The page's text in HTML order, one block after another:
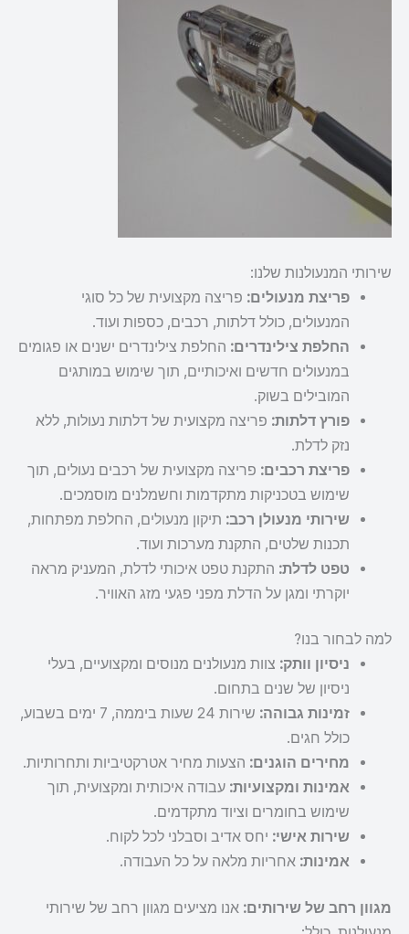
שירותי המנעולנות שלנו:
פריצת מנעולים: פריצה מקצועית של כל סוגי
המנעולים, כולל דלתות, רכבים, כספות ועוד.
החלפת צילינדרים: החלפת צילינדרים ישנים או פגומים
במנעולים חדשים ואיכותיים, תוך שימוש במותגים
המובילים בשוק.
פורץ דלתות: פריצה מקצועית של דלתות נעולות, ללא
נזק לדלת.
פריצת רכבים: פריצה מקצועית של רכבים נעולים, תוך
שימוש בטכניקות מתקדמות וחשמלנים מוסמכים.
שירותי מנעולן רכב: תיקון מנעולים, החלפת מפתחות,
תכנות שלטים, התקנת מערכות ועוד.
טפט לדלת: התקנת טפט איכותי לדלת, המעניק מראה
יוקרתי ומגן על הדלת מפני פגעי מזג האוויר.
למה לבחור בנו?
ניסיון וותק: צוות מנעולנים מנוסים ומקצועיים, בעלי
ניסיון של שנים בתחום.
זמינות גבוהה:
שירות 24 שעות ביממה, 7 ימים בשבוע,
כולל חגים.
מחירים הוגנים: הצעות מחיר אטרקטיביות ותחרותיות.
אמינות ומקצועיות: עבודה איכותית ומקצועית, תוך
שימוש בחומרים וציוד מתקדמים.
שירות אישי: יחס אדיב וסבלני לכל לקוח.
אמינות: אחריות מלאה על כל העבודה.
מגוון רחב של שירותים: אנו מציעים מגוון רחב של שירותי